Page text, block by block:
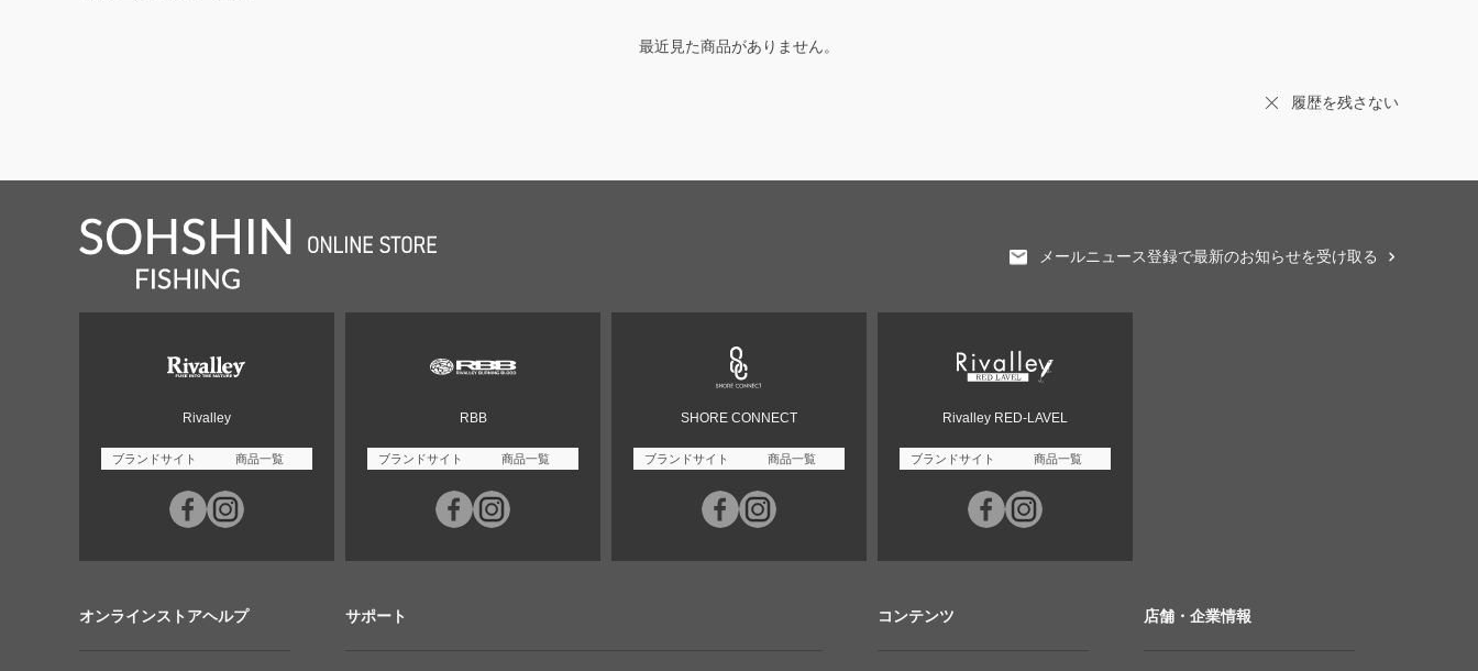
最近見た商品がありません。
履歴を残さない
メールニュース登録で最新のお知らせを受け取る
Rivalley
ブランドサイト 商品一覧
RBB
ブランドサイト 商品一覧
SHORE CONNECT
ブランドサイト 商品一覧
Rivalley RED-LAVEL
ブランドサイト 商品一覧
オンラインストアヘルプ サポート コンテンツ 店舗・企業情報